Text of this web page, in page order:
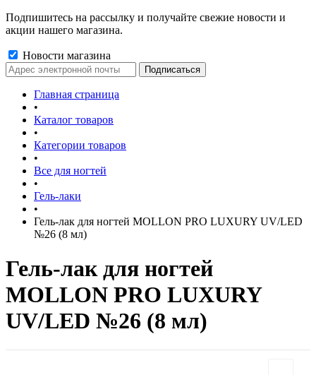
Подпишитесь на рассылку и получайте свежие новости и
акции нашего магазина.
Новости магазина
Главная страница
•
Каталог товаров
•
Категории товаров
•
Все для ногтей
•
Гель-лаки
•
Гель-лак для ногтей MOLLON PRO LUXURY UV/LED
№26 (8 мл)
Гель-лак для ногтей
MOLLON PRO LUXURY
UV/LED №26 (8 мл)